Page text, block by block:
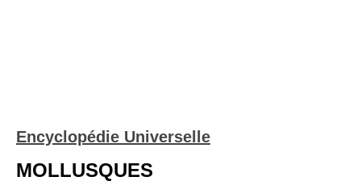
Encyclopédie Universelle
MOLLUSQUES